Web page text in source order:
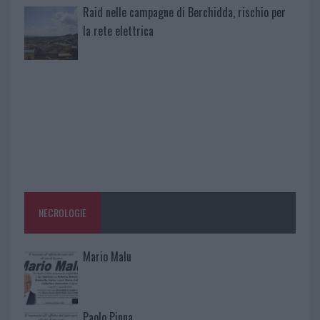
Raid nelle campagne di Berchidda, rischio per
la rete elettrica
NECROLOGIE
Mario Malu